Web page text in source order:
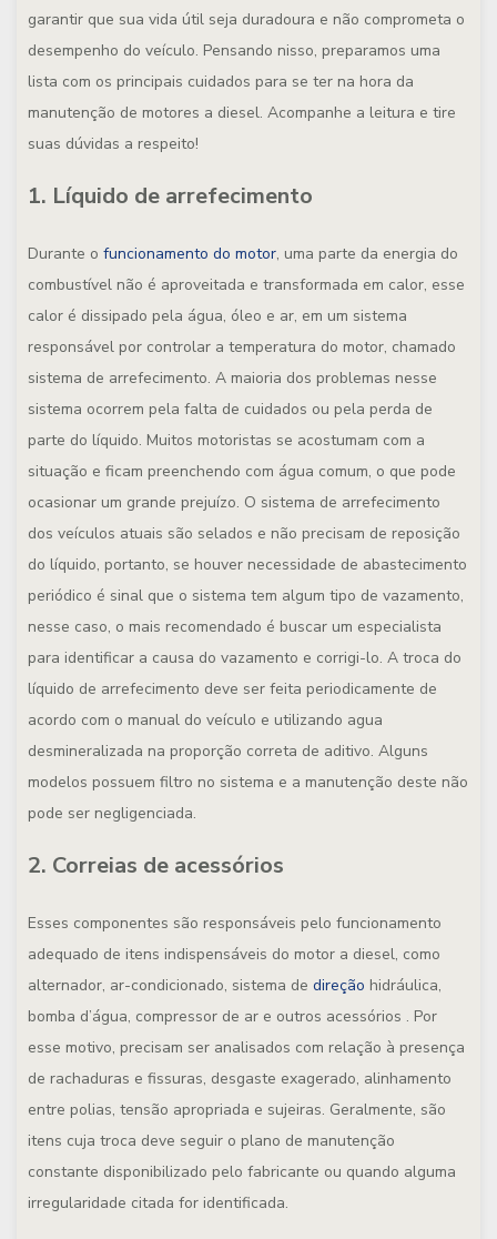
garantir que sua vida útil seja duradoura e não comprometa o
desempenho do veículo. Pensando nisso, preparamos uma
lista com os principais cuidados para se ter na hora da
manutenção de motores a diesel. Acompanhe a leitura e tire
suas dúvidas a respeito!
1. Líquido de arrefecimento
Durante o funcionamento do motor, uma parte da energia do
combustível não é aproveitada e transformada em calor, esse
calor é dissipado pela água, óleo e ar, em um sistema
responsável por controlar a temperatura do motor, chamado
sistema de arrefecimento. A maioria dos problemas nesse
sistema ocorrem pela falta de cuidados ou pela perda de
parte do líquido. Muitos motoristas se acostumam com a
situação e ficam preenchendo com água comum, o que pode
ocasionar um grande prejuízo. O sistema de arrefecimento
dos veículos atuais são selados e não precisam de reposição
do líquido, portanto, se houver necessidade de abastecimento
periódico é sinal que o sistema tem algum tipo de vazamento,
nesse caso, o mais recomendado é buscar um especialista
para identificar a causa do vazamento e corrigi-lo. A troca do
líquido de arrefecimento deve ser feita periodicamente de
acordo com o manual do veículo e utilizando agua
desmineralizada na proporção correta de aditivo. Alguns
modelos possuem filtro no sistema e a manutenção deste não
pode ser negligenciada.
2. Correias de acessórios
Esses componentes são responsáveis pelo funcionamento
adequado de itens indispensáveis do motor a diesel, como
alternador, ar-condicionado, sistema de direção hidráulica,
bomba d’água, compressor de ar e outros acessórios . Por
esse motivo, precisam ser analisados com relação à presença
de rachaduras e fissuras, desgaste exagerado, alinhamento
entre polias, tensão apropriada e sujeiras. Geralmente, são
itens cuja troca deve seguir o plano de manutenção
constante disponibilizado pelo fabricante ou quando alguma
irregularidade citada for identificada.